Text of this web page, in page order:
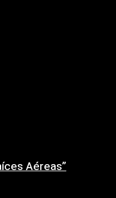
Aéreas”